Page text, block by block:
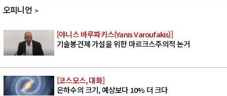
오피니언
[야니스 바루파키스(Yanis Varoufakis)]
기술봉건제 가설을 위한 마르크스주의적 논거
[코스모스, 대화]
은하수의 크기, 예상보다 10% 더 크다